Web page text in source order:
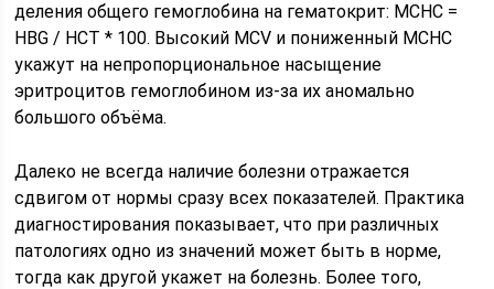
деления общего гемоглобина на гематокрит: МСНС =
HBG / HCT * 100. Высокий MCV и пониженный МСНС
укажут на непропорциональное насыщение
эритроцитов гемоглобином из-за их аномально
большого объёма.
Далеко не всегда наличие болезни отражается
сдвигом от нормы сразу всех показателей. Практика
диагностирования показывает, что при различных
патологиях одно из значений может быть в норме,
тогда как другой укажет на болезнь. Более того,